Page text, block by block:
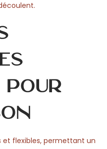
pour
et flexibles, permettant un